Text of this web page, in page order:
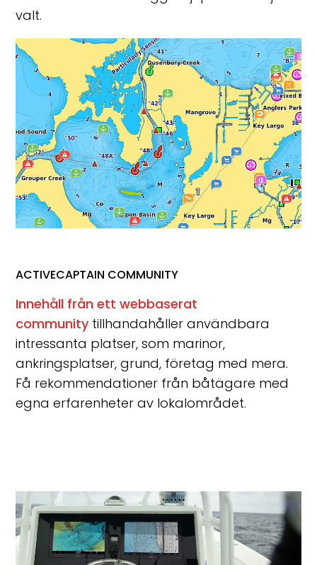
valt.
ACTIVECAPTAIN COMMUNITY
Innehåll från ett webbaserat
community tillhandahåller användbara
intressanta platser, som marinor,
ankringsplatser, grund, företag med mera.
Få rekommendationer från båtägare med
egna erfarenheter av lokalområdet.